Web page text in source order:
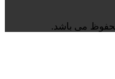
می باشد.